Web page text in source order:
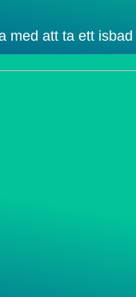
med att ta ett